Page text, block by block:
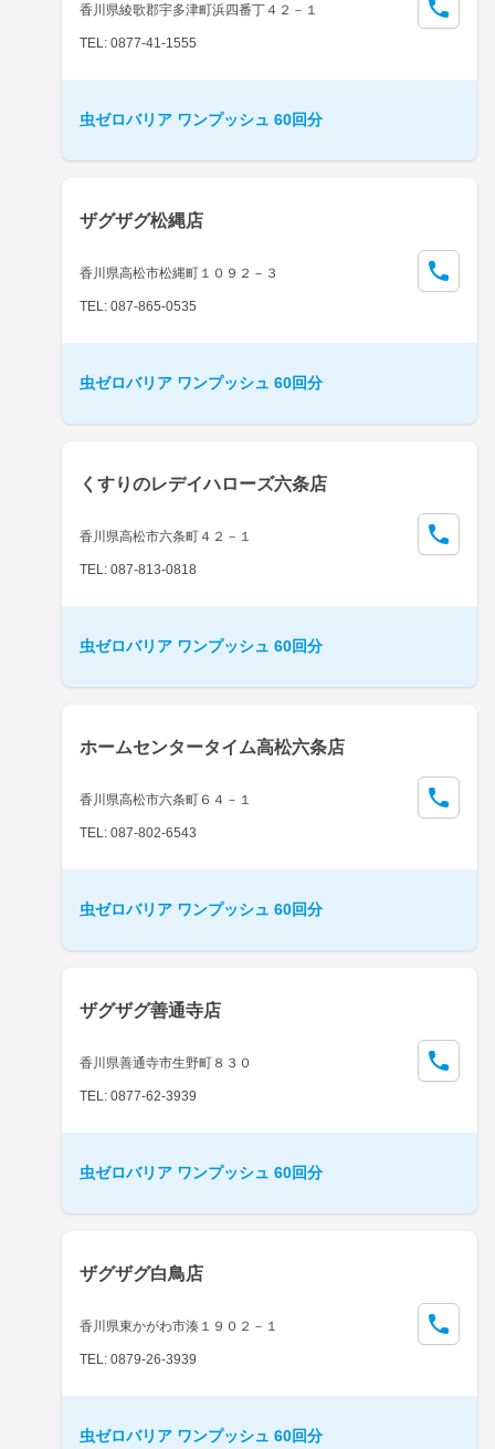
香川県綾歌郡宇多津町浜四番丁４２－１
TEL: 0877-41-1555
虫ゼロバリア ワンプッシュ 60回分
ザグザグ松縄店
香川県高松市松縄町１０９２－３
TEL: 087-865-0535
虫ゼロバリア ワンプッシュ 60回分
くすりのレデイハローズ六条店
香川県高松市六条町４２－１
TEL: 087-813-0818
虫ゼロバリア ワンプッシュ 60回分
ホームセンタータイム高松六条店
香川県高松市六条町６４－１
TEL: 087-802-6543
虫ゼロバリア ワンプッシュ 60回分
ザグザグ善通寺店
香川県善通寺市生野町８３０
TEL: 0877-62-3939
虫ゼロバリア ワンプッシュ 60回分
ザグザグ白鳥店
香川県東かがわ市湊１９０２－１
TEL: 0879-26-3939
虫ゼロバリア ワンプッシュ 60回分